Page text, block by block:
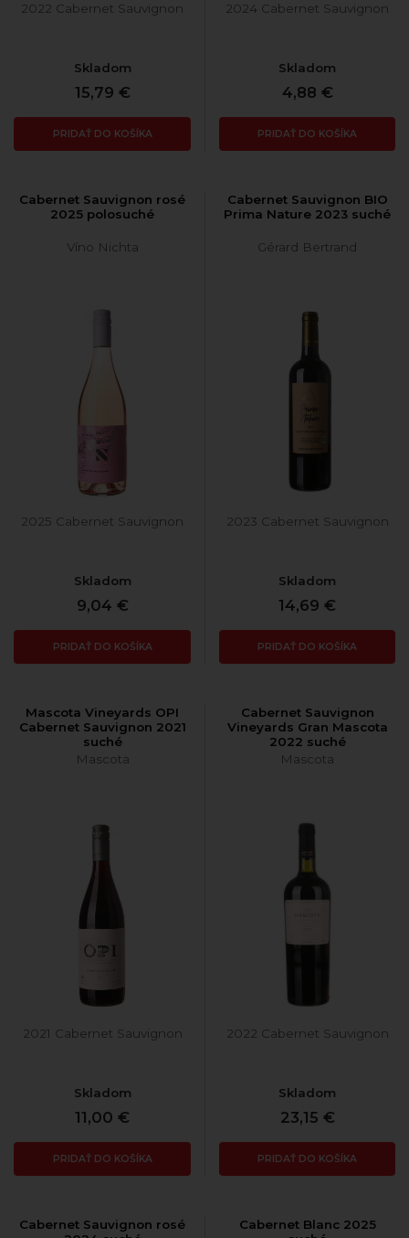
2022 Cabernet Sauvignon
Skladom
15,79 €
PRIDAŤ DO KOŠÍKA
2024 Cabernet Sauvignon
Skladom
4,88 €
PRIDAŤ DO KOŠÍKA
Cabernet Sauvignon rosé
2025 polosuché
Víno Nichta
2025 Cabernet Sauvignon
Skladom
9,04 €
PRIDAŤ DO KOŠÍKA
Cabernet Sauvignon BIO
Prima Nature 2023 suché
Gérard Bertrand
2023 Cabernet Sauvignon
Skladom
14,69 €
PRIDAŤ DO KOŠÍKA
Mascota Vineyards OPI
Cabernet Sauvignon 2021
suché
Mascota
2021 Cabernet Sauvignon
Skladom
11,00 €
PRIDAŤ DO KOŠÍKA
Cabernet Sauvignon
Vineyards Gran Mascota
2022 suché
Mascota
2022 Cabernet Sauvignon
Skladom
23,15 €
PRIDAŤ DO KOŠÍKA
Cabernet Sauvignon rosé
Cabernet Blanc 2025